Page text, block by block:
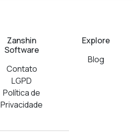
Zanshin
Software
Contato
LGPD
Política de
Privacidade
Explore
Blog